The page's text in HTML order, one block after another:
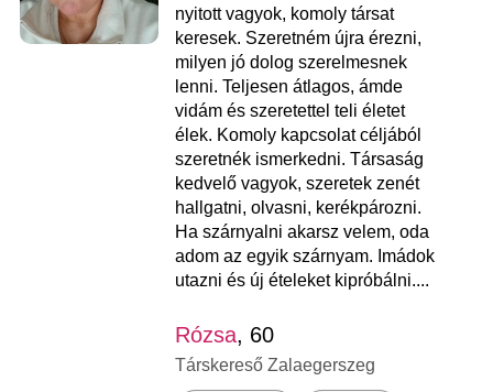
nyitott vagyok, komoly társat
keresek. Szeretném újra érezni,
milyen jó dolog szerelmesnek
lenni. Teljesen átlagos, ámde
vidám és szeretettel teli életet
élek. Komoly kapcsolat céljából
szeretnék ismerkedni. Társaság
kedvelő vagyok, szeretek zenét
hallgatni, olvasni, kerékpározni.
Ha szárnyalni akarsz velem, oda
adom az egyik szárnyam. Imádok
utazni és új ételeket kipróbálni....
Rózsa, 60
Társkereső Zalaegerszeg